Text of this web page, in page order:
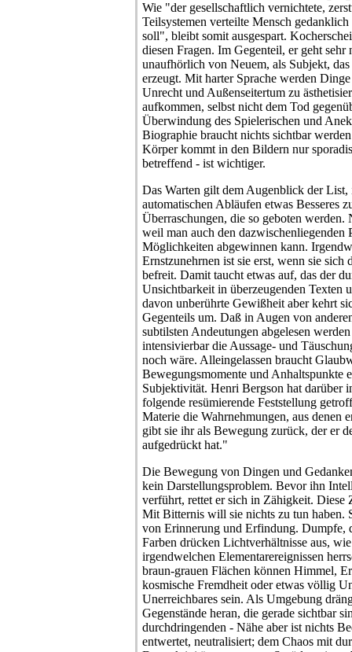
Wie "der gesellschaftlich vernichtete,
Teilsystemen verteilte Mensch
soll", bleibt somit ausgespart.
diesen Fragen. Im Gegenteil, er geht sehr
unaufhörlich von Neuem, als Subjekt,
erzeugt. Mit harter Sprache werden
Unrecht und Außenseitertum zu
aufkommen, selbst nicht dem Tod
Überwindung des Spielerischen und
Biographie braucht nichts sichtbar
Körper kommt in den Bildern nur
betreffend - ist wichtiger.
Das Warten gilt dem Augenblick der List,
automatischen Abläufen etwas Besseres
Überraschungen, die so geboten werden.
weil man auch den dazwischenliegenden
Möglichkeiten abgewinnen kann.
Ernstzunehrnen ist sie erst, wenn sie sich
befreit. Damit taucht etwas auf, das der
Unsichtbarkeit in überzeugenden Texten
davon unberührte Gewißheit aber kehrt
Gegenteils um. Daß in Augen von
subtilsten Andeutungen abgelesen
intensivierbar die Aussage- und
noch wäre. Alleingelassen braucht
Bewegungsmomente und Anhaltspunkte
Subjektivität. Henri Bergson hat darüber
folgende resümierende Feststellung
Materie die Wahrnehmungen, aus denen
gibt sie ihr als Bewegung zurück, der er
aufgedrückt hat."
Die Bewegung von Dingen und
kein Darstellungsproblem. Bevor ihn
verführt, rettet er sich in Zähigkeit. Diese
Mit Bitternis will sie nichts zu tun haben.
von Erinnerung und Erfindung. Dumpfe,
Farben drücken Lichtverhältnisse aus,
irgendwelchen Elementarereignissen
braun-grauen Flächen können Himmel,
kosmische Fremdheit oder etwas völlig
Unerreichbares sein. Als Umgebung
Gegenstände heran, die gerade sichtbar
durchdringenden - Nähe aber ist nichts
entwertet, neutralisiert; dem Chaos mit